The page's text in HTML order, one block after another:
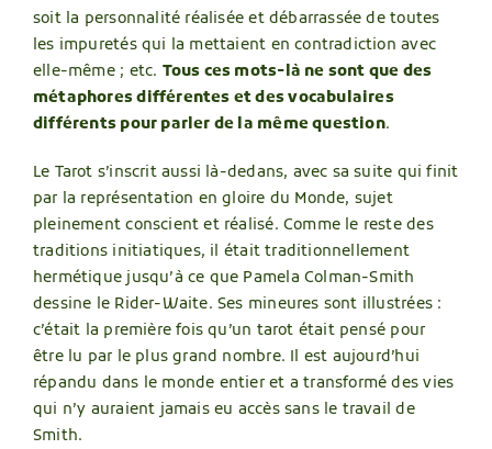
soit la personnalité réalisée et débarrassée de toutes
les impuretés qui la mettaient en contradiction avec
elle-même ; etc. Tous ces mots-là ne sont que des
métaphores différentes et des vocabulaires
différents pour parler de la même question.
Le Tarot s’inscrit aussi là-dedans, avec sa suite qui finit
par la représentation en gloire du Monde, sujet
pleinement conscient et réalisé. Comme le reste des
traditions initiatiques, il était traditionnellement
hermétique jusqu’à ce que Pamela Colman-Smith
dessine le Rider-Waite. Ses mineures sont illustrées :
c’était la première fois qu’un tarot était pensé pour
être lu par le plus grand nombre. Il est aujourd’hui
répandu dans le monde entier et a transformé des vies
qui n’y auraient jamais eu accès sans le travail de
Smith.